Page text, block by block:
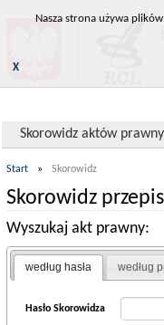
Skorowidz aktów
Start » Skorowidz
Skorowidz
Wyszukaj akt prawny:
według hasła według
Hasło Skorowidza
Nasza strona używa
X